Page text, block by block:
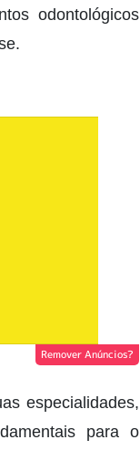
odontológicos
Remover Anúncios?
especialidades,
para o